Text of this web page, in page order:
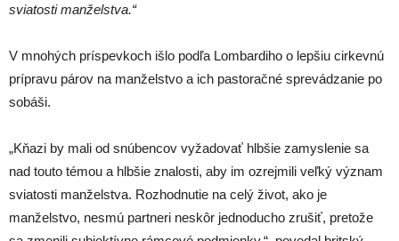
sviatosti manželstva.“
V mnohých príspevkoch išlo podľa Lombardiho o lepšiu cirkevnú
prípravu párov na manželstvo a ich pastoračné sprevádzanie po
sobáši.
„Kňazi by mali od snúbencov vyžadovať hlbšie zamyslenie sa
nad touto témou a hlbšie znalosti, aby im ozrejmili veľký význam
sviatosti manželstva. Rozhodnutie na celý život, ako je
manželstvo, nesmú partneri neskôr jednoducho zrušiť, pretože